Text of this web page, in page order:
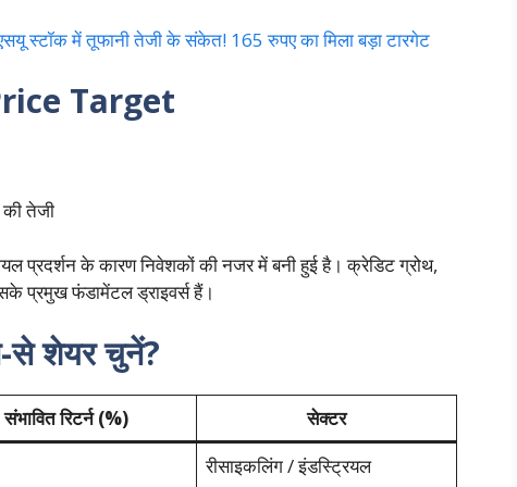
स्टॉक में तूफानी तेजी के संकेत! 165 रुपए का मिला बड़ा टारगेट
Target
तेजी
प्रदर्शन के कारण निवेशकों की नजर में बनी हुई है। क्रेडिट ग्रोथ,
प्रमुख फंडामेंटल ड्राइवर्स हैं।
से शेयर चुनें?
संभावित रिटर्न (%)
सेक्टर
रीसाइकलिंग / इंडस्ट्रियल